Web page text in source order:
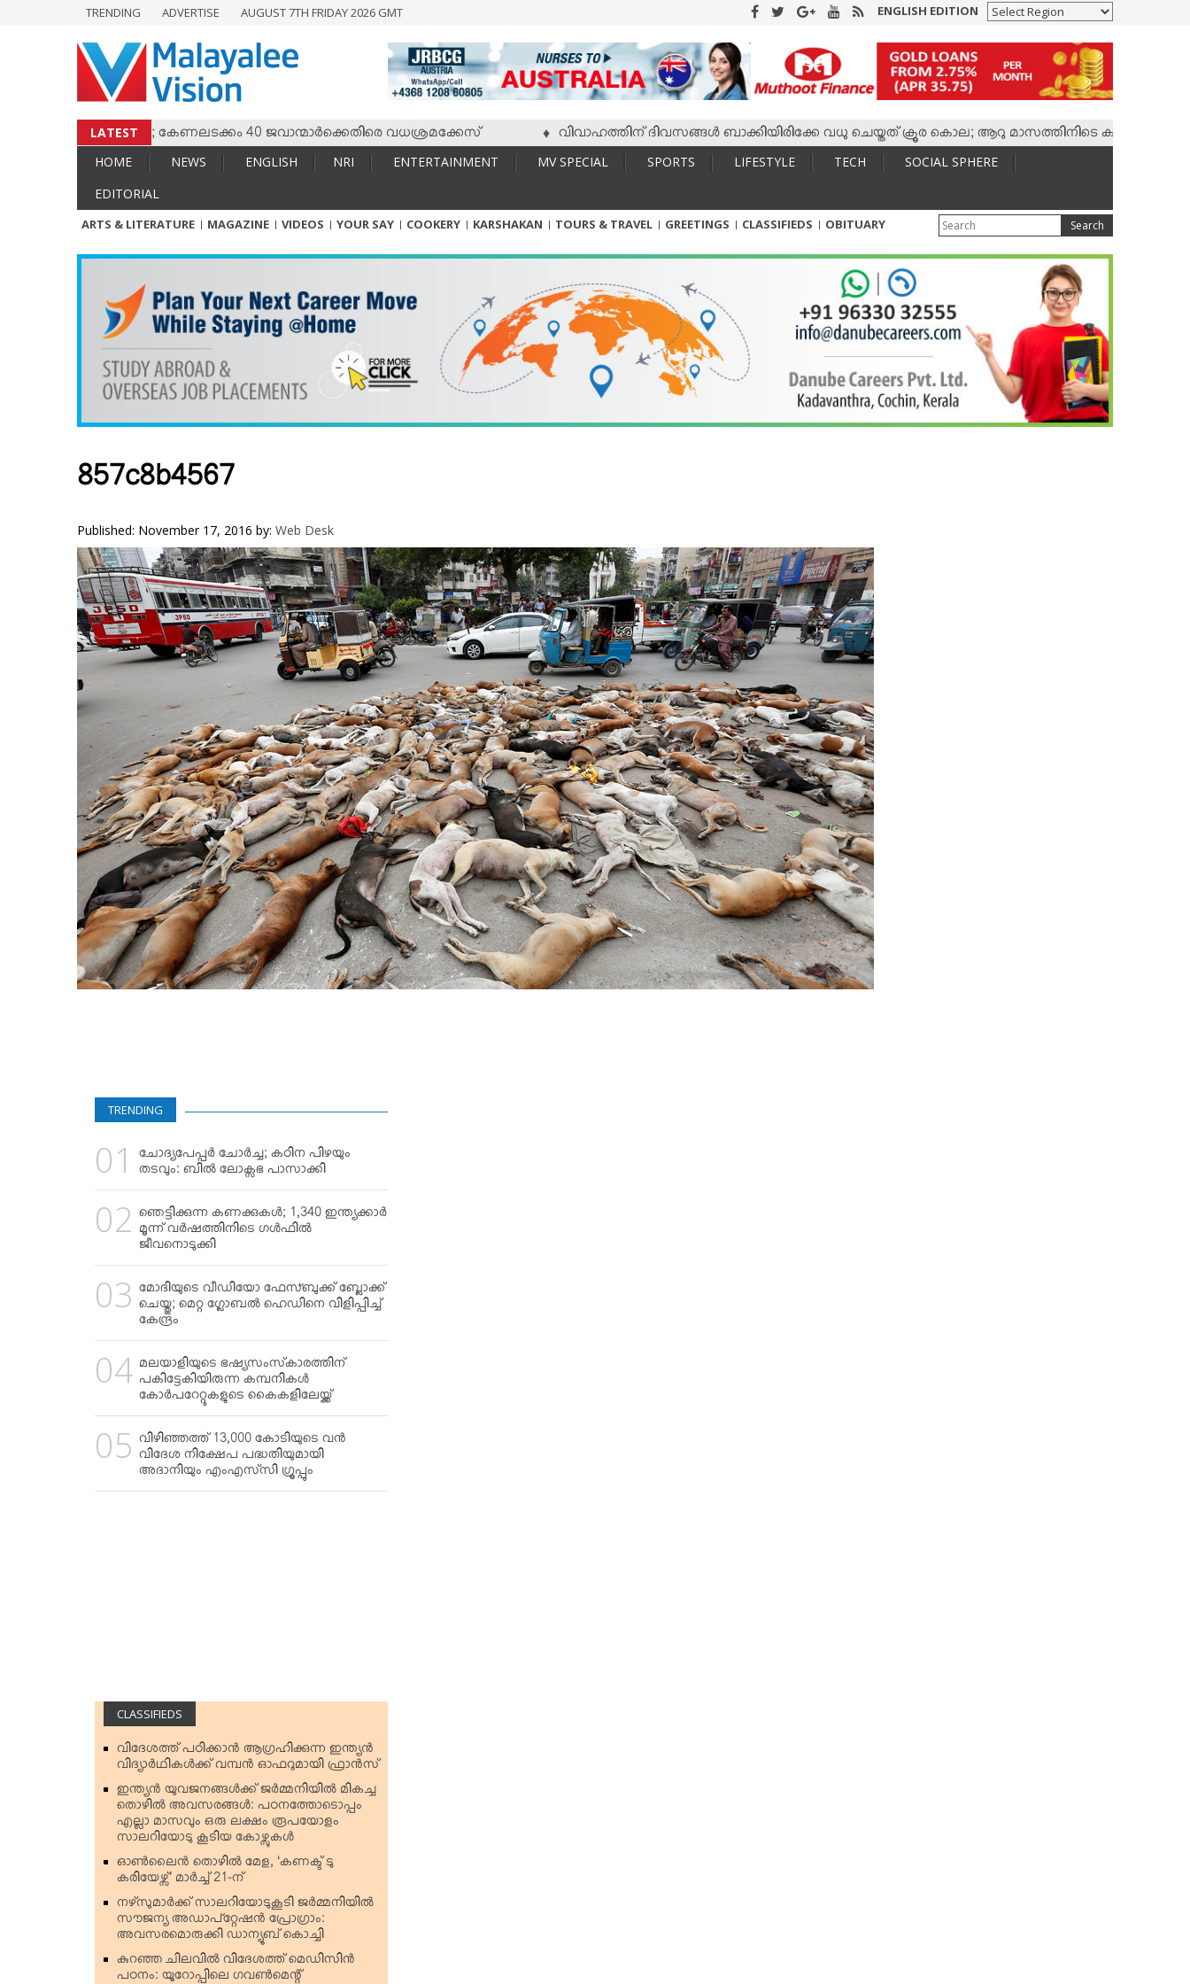
ENTERTAINMENT
TECH & AUTO
ARTS & LITERATURE
TRENDING ADVERTISE AUGUST 7TH FRIDAY 2026 GMT ENGLISH EDITION
LATEST
സംഘര്‍ഷം; കേണലടക്കം 40 ജവാന്മാര്‍ക്കെതിരെ വധശ്രമക്കേസ് വിവാഹത്തിന് ദിവസങ്ങള്‍ ബാക്കിയിരിക്കേ വധു ചെയ്തത് ക്രൂര കൊല; ആറു മാസത്തിനിടെ കാമുകനുമായി
HOME NEWS ENGLISH NRI ENTERTAINMENT MV SPECIAL SPORTS LIFESTYLE TECH
SOCIAL SPHERE
EDITORIAL
ARTS & LITERATURE MAGAZINE VIDEOS YOUR SAY COOKERY KARSHAKAN TOURS & TRAVEL GREETINGS CLASSIFIEDS OBITUARY Search
857c8b4567
Published: November 17, 2016 by: Web Desk
TRENDING
ചോദ്യപേപ്പര്‍ ചോര്‍ച്ച; കഠിന പിഴയും
തടവും: ബില്‍ ലോക്സഭ പാസാക്കി
ഞെട്ടിക്കുന്ന കണക്കുകള്‍; 1,340 ഇന്ത്യക്കാര്‍
മൂന്ന് വര്‍ഷത്തിനിടെ ഗള്‍ഫില്‍
ജീവനൊടുക്കി
മോദിയുടെ വീഡിയോ ഫേസ്ബുക്ക് ബ്ലോക്ക്
ചെയ്തു; മെറ്റ ഗ്ലോബല്‍ ഹെഡിനെ വിളിപ്പിച്ച്
കേന്ദ്രം
മലയാളിയുടെ ഭഷ്യസംസ്‌കാരത്തിന്
പകിട്ടേകിയിരുന്ന കമ്പനികള്‍
കോര്‍പറേറ്റുകളുടെ കൈകളിലേയ്ക്ക്
വിഴിഞ്ഞത്ത് 13,000 കോടിയുടെ വന്‍
വിദേശ നിക്ഷേപ പദ്ധതിയുമായി
അദാനിയും എംഎസ്‌സി ഗ്രൂപ്പും
CLASSIFIEDS
വിദേശത്ത് പഠിക്കാന്‍ ആഗ്രഹിക്കുന്ന ഇന്ത്യന്‍
വിദ്യാര്‍ഥികള്‍ക്ക് വമ്പന്‍ ഓഫറുമായി ഫ്രാന്‍സ്
ഇന്ത്യന്‍ യുവജനങ്ങള്‍ക്ക് ജര്‍മ്മനിയില്‍ മികച്ച
തൊഴില്‍ അവസരങ്ങള്‍: പഠനത്തോടൊപ്പം
എല്ലാ മാസവും ഒരു ലക്ഷം രൂപയോളം
സാലറിയോടു കൂടിയ കോഴ്സുകള്‍
ഓണ്‍ലൈന്‍ തൊഴില്‍ മേള, ‘കണക്ട് ടു
കരിയേഴ്സ്’ മാര്‍ച്ച് 21-ന്
നഴ്‌സുമാര്‍ക്ക് സാലറിയോടുകൂടി ജര്‍മ്മനിയില്‍
സൗജന്യ അഡാപ്റ്റേഷന്‍ പ്രോഗ്രാം:
അവസരമൊരുക്കി ഡാന്യൂബ് കൊച്ചി
കുറഞ്ഞ ചിലവില്‍ വിദേശത്ത് മെഡിസിന്‍
പഠനം: യൂറോപ്പിലെ ഗവണ്‍മെന്റ്